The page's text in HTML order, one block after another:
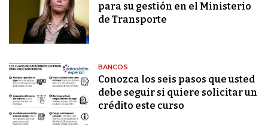
para su gestión en el Ministerio
de Transporte
BANCOS
Conozca los seis pasos que usted
debe seguir si quiere solicitar un
crédito este curso